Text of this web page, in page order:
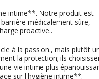
intime**. Notre produit est
médicalement sûre,
proactive..
à la passion., mais plutôt
la protection; ils
vie intime plus
sur l'hygiène intime**.